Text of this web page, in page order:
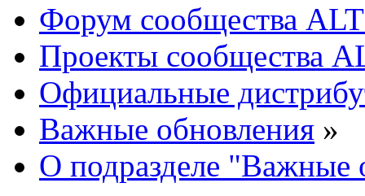
Форум сообщества
Проекты сообщества
Официальные
Важные обновления »
О подразделе "Важные